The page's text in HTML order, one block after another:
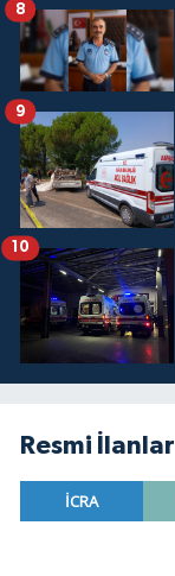
8
9
10
Resmi İlanlar